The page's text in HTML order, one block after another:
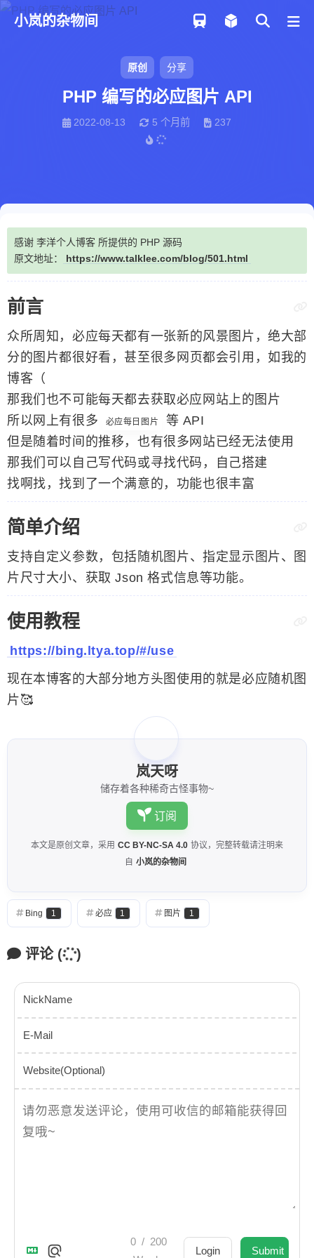
小岚的杂物间
原创 分享
PHP 编写的必应图片 API
2022-08-13 5 个月前 237
感谢 李洋个人博客 所提供的 PHP 源码
原文地址：
https://www.talklee.com/blog/501.html
前言
众所周知，必应每天都有一张新的风景图片，绝大部
分的图片都很好看，甚至很多网页都会引用，如我的
博客（
那我们也不可能每天都去获取必应网站上的图片
所以网上有很多
必应每日图片
等 API
但是随着时间的推移，也有很多网站已经无法使用
那我们可以自己写代码或寻找代码，自己搭建
找啊找，找到了一个满意的，功能也很丰富
简单介绍
支持自定义参数，包括随机图片、指定显示图片、图
片尺寸大小、获取 Json 格式信息等功能。
使用教程
https://bing.ltya.top/#/use
现在本博客的大部分地方头图使用的就是必应随机图
片🥰
岚天呀
储存着各种稀奇古怪事物~
订阅
本文是原创文章，采用 CC BY-NC-SA 4.0 协议，完整转载请注明来
自 小岚的杂物间
Bing 1 必应 1 图片 1
评论( )
NickName
E-Mail
Website(Optional)
0 / 200
Login Submit